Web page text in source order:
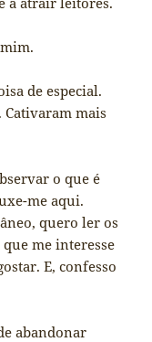
de especial.
mais
o que é
me aqui.
quero ler os
me interesse
E, confesso
abandonar